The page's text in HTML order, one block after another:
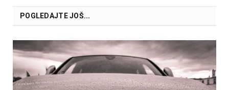
POGLEDAJTE JOŠ...